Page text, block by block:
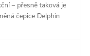
– přesně taková je
čepice Delphin